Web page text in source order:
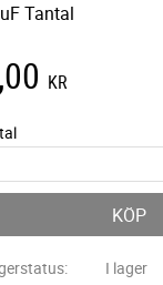
Tantal
KR
KÖP
I lager